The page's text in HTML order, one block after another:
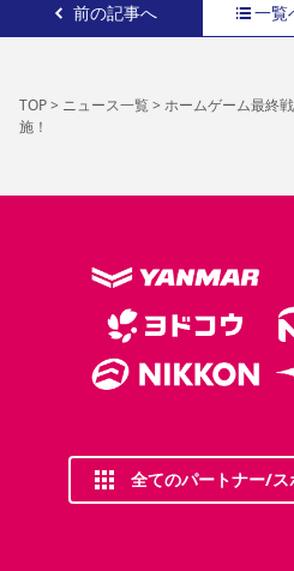
前の記事へ 一覧
TOP> ニュース一覧> ホームゲーム最終
施！
全てのパートナー/ス